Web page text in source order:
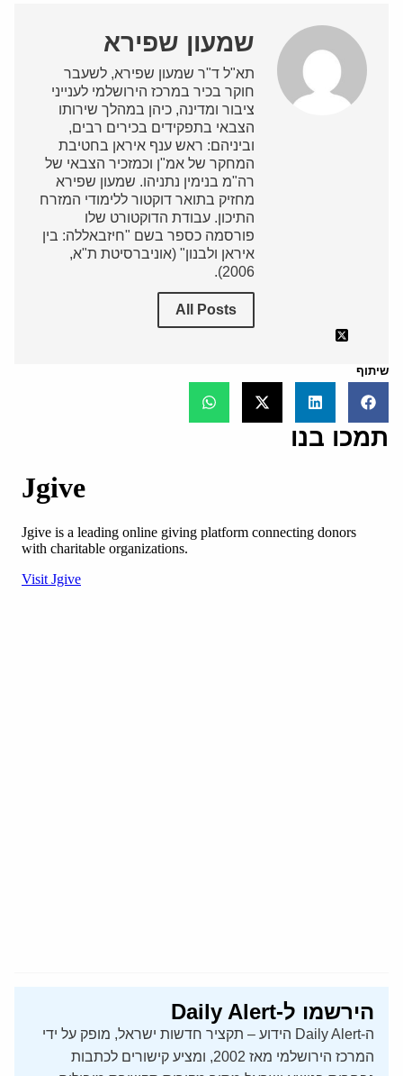
שמעון שפירא
תא"ל ד"ר שמעון שפירא, לשעבר
חוקר בכיר במרכז הירושלמי לענייני
ציבור ומדינה, כיהן במהלך שירותו
הצבאי בתפקידים בכירים רבים,
וביניהם: ראש ענף איראן בחטיבת
המחקר של אמ"ן וכמזכיר הצבאי של
רה"מ בנימין נתניהו. שמעון שפירא
מחזיק בתואר דוקטור ללימודי המזרח
התיכון. עבודת הדוקטורט שלו
פורסמה כספר בשם "חיזבאללה: בין
איראן ולבנון" (אוניברסיטת ת"א,
2006).
All Posts
שיתוף
תמכו בנו
הירשמו ל-Daily Alert
ה-Daily Alert הידוע – תקציר חדשות ישראל, מופק על ידי
המרכז הירושלמי מאז 2002, ומציע קישורים לכתבות